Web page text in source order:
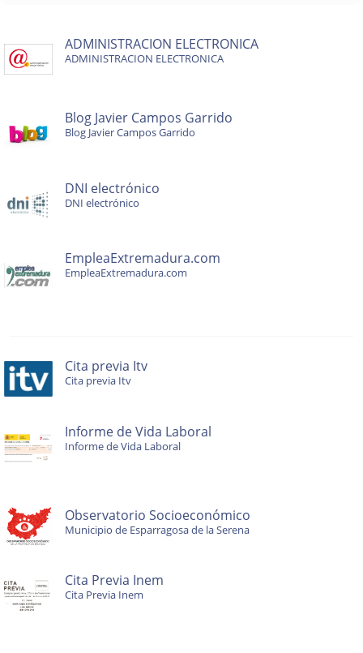
ADMINISTRACION ELECTRONICA
ADMINISTRACION ELECTRONICA
Blog Javier Campos Garrido
Blog Javier Campos Garrido
DNI electrónico
DNI electrónico
EmpleaExtremadura.com
EmpleaExtremadura.com
Cita previa Itv
Cita previa Itv
Informe de Vida Laboral
Informe de Vida Laboral
Observatorio Socioeconómico
Municipio de Esparragosa de la Serena
Cita Previa Inem
Cita Previa Inem